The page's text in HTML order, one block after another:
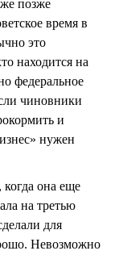
позже
время в
это
находится на
федеральное
чиновники
и
нужен
она еще
на третью
для
Невозможно